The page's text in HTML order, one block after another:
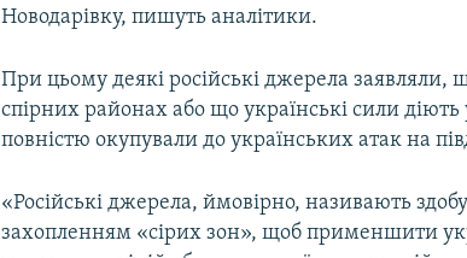
Новодарівку, пишуть аналітики.
При цьому деякі російські джерела заявляли,
спірних районах або що українські сили діють
повністю окупували до українських атак на
«Російські джерела, ймовірно, називають
захопленням «сірих зон», щоб применшити